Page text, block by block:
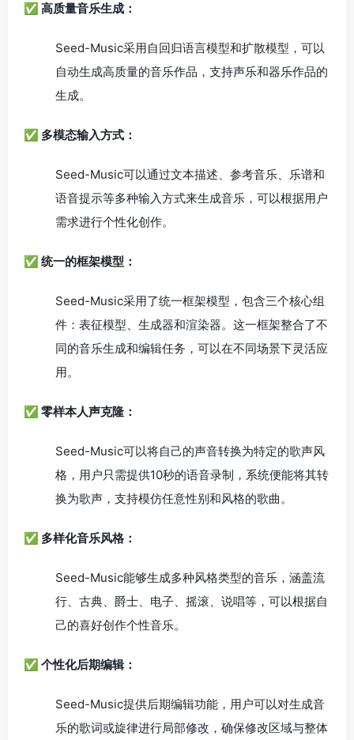
✅ 高质量音乐生成：
Seed-Music采用自回归语言模型和扩散模型，可以
自动生成高质量的音乐作品，支持声乐和器乐作品的
生成。
✅ 多模态输入方式：
Seed-Music可以通过文本描述、参考音乐、乐谱和
语音提示等多种输入方式来生成音乐，可以根据用户
需求进行个性化创作。
✅ 统一的框架模型：
Seed-Music采用了统一框架模型，包含三个核心组
件：表征模型、生成器和渲染器。这一框架整合了不
同的音乐生成和编辑任务，可以在不同场景下灵活应
用。
✅ 零样本人声克隆：
Seed-Music可以将自己的声音转换为特定的歌声风
格，用户只需提供10秒的语音录制，系统便能将其转
换为歌声，支持模仿任意性别和风格的歌曲。
✅ 多样化音乐风格：
Seed-Music能够生成多种风格类型的音乐，涵盖流
行、古典、爵士、电子、摇滚、说唱等，可以根据自
己的喜好创作个性音乐。
✅ 个性化后期编辑：
Seed-Music提供后期编辑功能，用户可以对生成音
乐的歌词或旋律进行局部修改，确保修改区域与整体